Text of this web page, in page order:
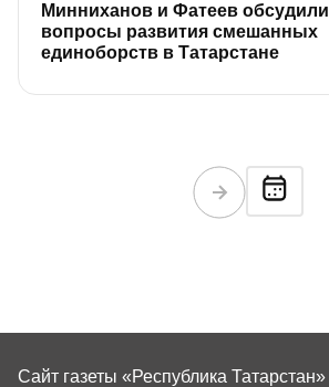
Минниханов и Фатеев обсудили
вопросы развития смешанных
единоборств в Татарстане
Сайт газеты «Республика Татарстан»